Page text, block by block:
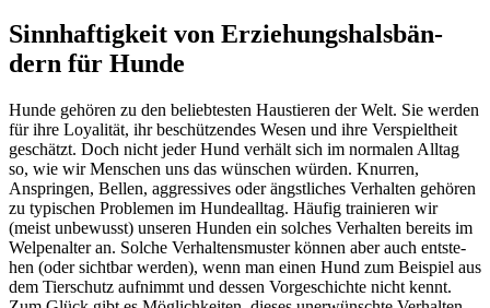
Sinn­haf­tig­keit von Erzie­hungs­hals­bän­
dern für Hun­de
Hun­de gehö­ren zu den belieb­tes­ten Haus­tie­ren der Welt. Sie wer­den
für ihre Loya­li­tät, ihr beschüt­zen­des Wesen und ihre Ver­spielt­heit
geschätzt. Doch nicht jeder Hund ver­hält sich im nor­ma­len All­tag
so, wie wir Men­schen uns das wün­schen wür­den. Knur­ren,
Ansprin­gen, Bel­len, aggres­si­ves oder ängst­li­ches Ver­hal­ten gehö­ren
zu typi­schen Pro­ble­men im Hun­de­all­tag. Häu­fig trai­nie­ren wir
(meist unbe­wusst) unse­ren Hun­den ein sol­ches Ver­hal­ten bereits im
Wel­pen­al­ter an. Sol­che Ver­hal­tens­mus­ter kön­nen aber auch ent­ste­
hen (oder sicht­bar wer­den), wenn man einen Hund zum Bei­spiel aus
dem Tier­schutz auf­nimmt und des­sen Vor­ge­schich­te nicht kennt.